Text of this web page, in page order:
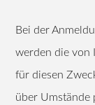
Bei der
werden die von
für diesen
über Umstände